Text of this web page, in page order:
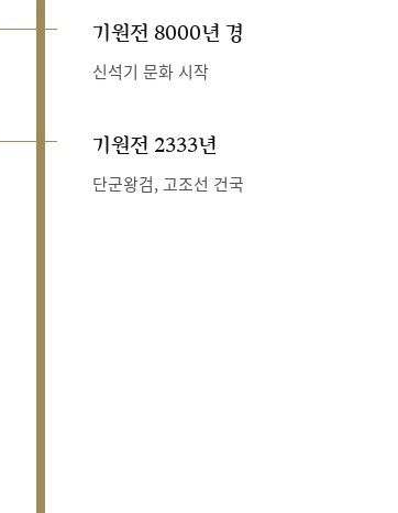
기원전 8000년 경
신석기 문화 시작
기원전 2333년
단군왕검, 고조선 건국